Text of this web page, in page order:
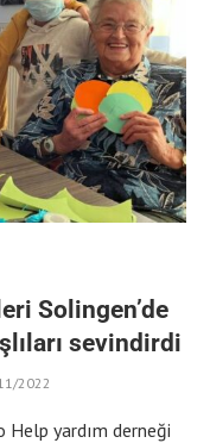
Solingen’de
sevindirdi
2022
yardım derneği